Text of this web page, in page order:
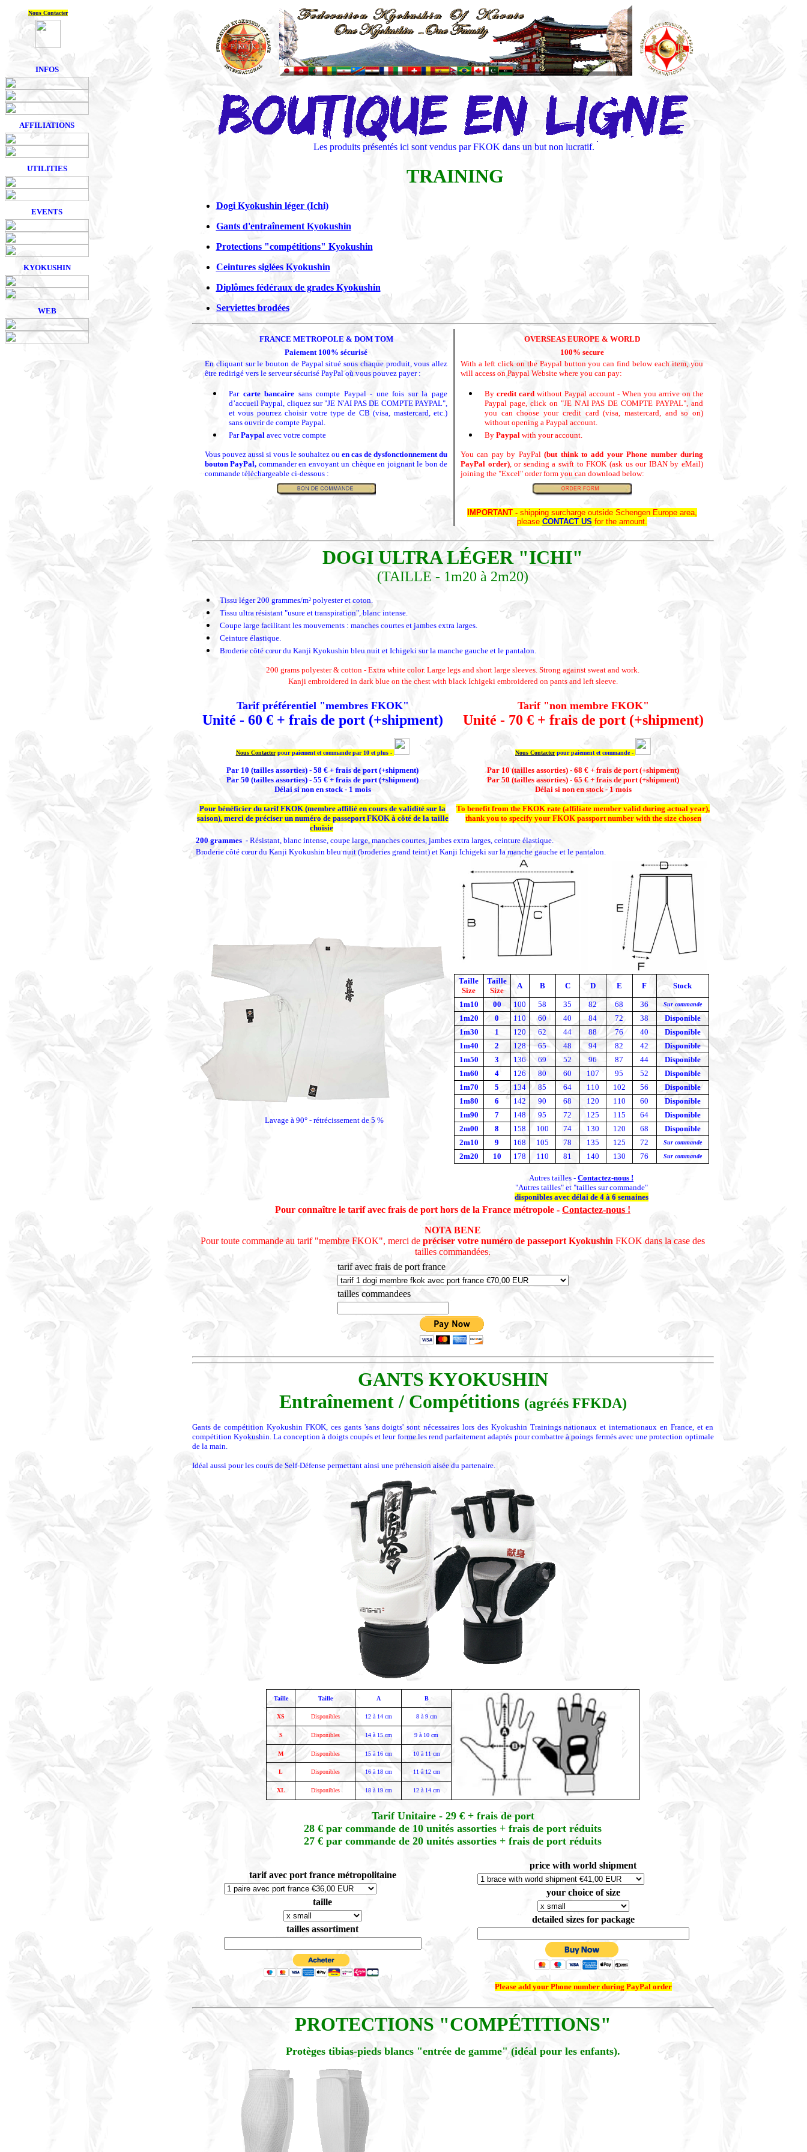
Nous Contacter
INFOS
AFFILIATIONS
UTILITIES
EVENTS
KYOKUSHIN
WEB
Les produits présentés ici sont vendus par FKOK dans un but non lucratif.
TRAINING
Dogi Kyokushin léger (Ichi)
Gants d'entraînement Kyokushin
Protections "compétitions" Kyokushin
Ceintures siglées Kyokushin
Diplômes fédéraux de grades Kyokushin
Serviettes brodées
FRANCE METROPOLE & DOM TOM
Paiement 100% sécurisé
En cliquant sur le bouton de Paypal situé sous chaque produit, vous allez
être redirigé vers le serveur sécurisé PayPal où vous pouvez payer :
Par carte bancaire sans compte Paypal - une fois sur la page
d’accueil Paypal, cliquez sur "JE N'AI PAS DE COMPTE PAYPAL",
et vous pourrez choisir votre type de CB (visa, mastercard, etc.)
sans ouvrir de compte Paypal.
ParPaypal avec votre compte
Vous pouvez aussi si vous le souhaitez ou en cas de dysfonctionnement du
bouton PayPal, commander en envoyant un chèque en joignant le bon de
commande téléchargeable ci-dessous :
OVERSEAS EUROPE & WORLD
100% secure
With a left click on the Paypal button you can find below each item, you
will access on Paypal Website where you can pay:
By credit card without Paypal account - When you arrrive on the
Paypal page, click on "JE N'AI PAS DE COMPTE PAYPAL", and
you can choose your credit card (visa, mastercard, and so on)
without opening a Paypal account.
By Paypal with your account.
You can pay by PayPal(but think to add your Phone number during
PayPal order), or sending a swift to FKOK (ask us our IBAN by eMail)
joining the "Excel" order form you can download below:
IMPORTANT - shipping surcharge outside Schengen Europe area,
please CONTACT US for the amount.
DOGI ULTRA LÉGER "ICHI"
(TAILLE - 1m20 à 2m20)
Tissu léger 200 grammes/m² polyester et coton.
Tissu ultra résistant "usure et transpiration", blanc intense.
Coupe large facilitant les mouvements : manches courtes et jambes extra larges.
Ceinture élastique.
Broderie côté cœur du Kanji Kyokushin bleu nuit et Ichigeki sur la manche gauche et le pantalon.
200 grams polyester & cotton - Extra white color. Large legs and short large sleeves. Strong against sweat and work.
Kanji embroidered in dark blue on the chest with black Ichigeki embroidered on pants and left sleeve.
Tarif préférentiel "membres FKOK"
Unité - 60 € + frais de port (+shipment)
Nous Contacterpour paiement et commande par 10 et plus -
Par 10 (tailles assorties) - 58 € + frais de port (+shipment)
Par 50 (tailles assorties) - 55 € + frais de port (+shipment)
Délai si non en stock - 1 mois
Pour bénéficier du tarif FKOK (membre affilié en cours de validité sur la
saison), merci de préciser un numéro de passeport FKOK à côté de la taille
choisie
Tarif "non membre FKOK"
Unité - 70 € + frais de port (+shipment)
Nous Contacterpour paiement et commande -
Par 10 (tailles assorties) - 68 € + frais de port (+shipment)
Par 50 (tailles assorties) - 65 € + frais de port (+shipment)
Délai si non en stock - 1 mois
To benefit from the FKOK rate (affiliate member valid during actual year),
thank you to specify your FKOK passport number with the size chosen
200 grammes - Résistant, blanc intense, coupe large, manches courtes, jambes extra larges, ceinture élastique.
Broderie côté cœur du Kanji Kyokushin bleu nuit (broderies grand teint) et Kanji Ichigeki sur la manche gauche et le pantalon.
Lavage à 90° - rétrécissement de 5 %
Taille
Size
Taille
Size
A B C D E F Stock
1m10 00 100 58 35 82 68 36 Sur commande
1m20 0 110 60 40 84 72 38
Disponible
1m30
1 120 62 44 88 76 40
Disponible
1m40
2 128 65 48 94 82 42
Disponible
1m50
3 136 69 52 96 87 44
Disponible
1m60
4 126 80 60 107 95 52
Disponible
1m70
5 134 85 64 110 102 56
Disponible
1m80
6 142 90 68 120 110 60
Disponible
1m90
7 148 95 72 125 115 64
Disponible
2m00
8 158 100 74 130 120 68
Disponible
2m10
9 168 105 78 135 125 72 Sur commande
2m20 10 178 110 81 140 130 76 Sur commande
Autres tailles - Contactez-nous !
"Autres tailles" et "tailles sur commande"
disponibles avec délai de 4 à 6 semaines
Pour connaître le tarif avec frais de port hors de la France métropole - Contactez-nous !
NOTA BENE
Pour toute commande au tarif "membre FKOK", merci de préciser votre numéro de passeport Kyokushin FKOK dans la case des
tailles commandées.
tarif avec frais de port france
tailles commandees
GANTS KYOKUSHIN
Entraînement / Compétitions (agréés FFKDA)
Gants de compétition Kyokushin FKOK, ces gants 'sans doigts' sont nécessaires lors des Kyokushin Trainings nationaux et internationaux en France, et en
compétition Kyokushin. La conception à doigts coupés et leur forme les rend parfaitement adaptés pour combattre à poings fermés avec une protection optimale
de la main.
Idéal aussi pour les cours de Self-Défense permettant ainsi une préhension aisée du partenaire.
Taille Taille A B
XS Disponibles 12 à 14 cm 8 à 9 cm
S Disponibles 14 à 15 cm 9 à 10 cm
M Disponibles 15 à 16 cm 10 à 11 cm
L Disponibles 16 à 18 cm 11 à 12 cm
XL Disponibles 18 à 19 cm 12 à 14 cm
Tarif Unitaire - 29 € + frais de port
28 € par commande de 10 unités assorties + frais de port réduits
27 € par commande de 20 unités assorties + frais de port réduits
tarif avec port france métropolitaine
taille
tailles assortiment
price with world shipment
your choice of size
detailed sizes for package
Please add your Phone number during PayPal order
PROTECTIONS "COMPÉTITIONS"
Protèges tibias-pieds blancs "entrée de gamme" (idéal pour les enfants).